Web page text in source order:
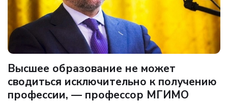
Высшее образование не может
сводиться исключительно к получению
профессии, — профессор МГИМО